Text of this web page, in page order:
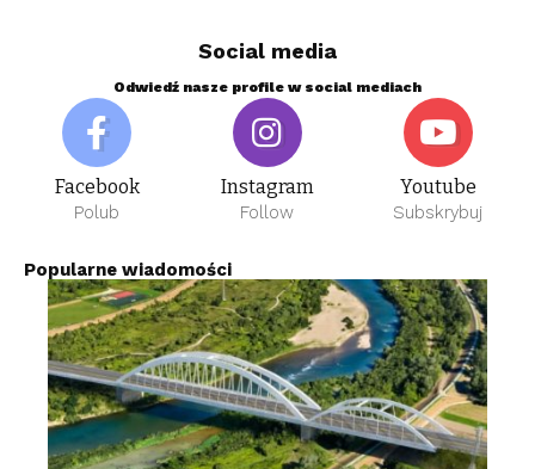
Social media
Odwiedź nasze profile w social mediach
Facebook
Polub
Instagram
Follow
Youtube
Subskrybuj
Popularne wiadomości